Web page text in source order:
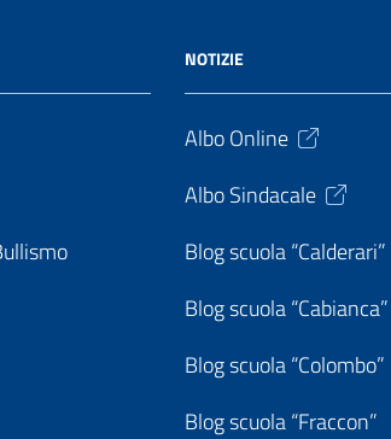
NOTIZIE
Albo Online
Albo Sindacale
Blog scuola “Calderari”
Blog scuola “Cabianca”
Blog scuola “Colombo”
Blog scuola “Fraccon”